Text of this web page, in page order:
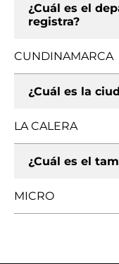
¿Cuál es el
registra?
CUNDINAMARCA
¿Cuál es la
LA CALERA
¿Cuál es el
MICRO